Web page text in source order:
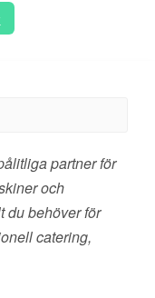
partner för
och
du behöver för
catering,